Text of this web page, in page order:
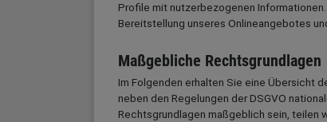
Profile mit nutzerbezogenen Informationen.
Bereitstellung unseres Onlineangebotes
Maßgebliche Rechtsgrundlagen
Im Folgenden erhalten Sie eine Übersicht
neben den Regelungen der DSGVO
Rechtsgrundlagen maßgeblich sein, teilen